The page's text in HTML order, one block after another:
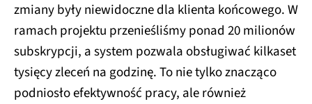
zmiany były niewidoczne dla klienta końcowego. W
ramach projektu przenieśliśmy ponad 20 milionów
subskrypcji, a system pozwala obsługiwać kilkaset
tysięcy zleceń na godzinę. To nie tylko znacząco
podniosło efektywność pracy, ale również